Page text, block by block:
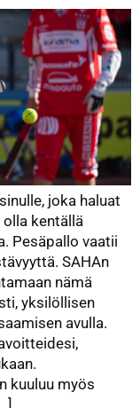
joka haluat
kentällä
Pesäpallo vaatii
SAHAn
nämä
yksilöllisen
avulla.
kuuluu myös